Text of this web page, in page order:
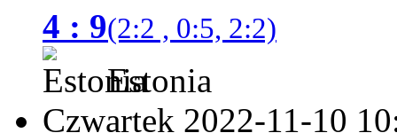
4 : 9(2:2 , 0:5, 2:2)
Estonia
Czwartek 2022-11-10